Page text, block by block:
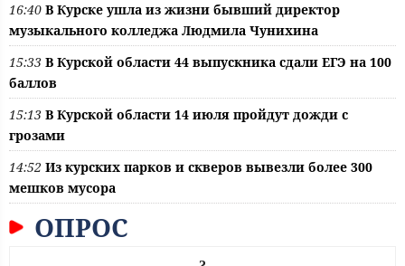
16:40 В Курске ушла из жизни бывший директор
музыкального колледжа Людмила Чунихина
15:33 В Курской области 44 выпускника сдали ЕГЭ на 100
баллов
15:13 В Курской области 14 июля пройдут дожди с
грозами
14:52 Из курских парков и скверов вывезли более 300
мешков мусора
ОПРОС